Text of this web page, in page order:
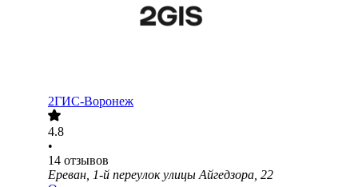
2ГИС-Воронеж
4.8
•
14 отзывов
Ереван, 1-й переулок улицы Айгедзора, 22